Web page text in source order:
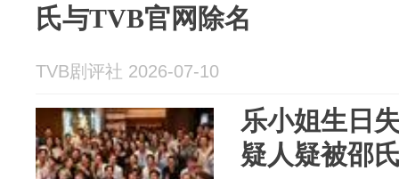
氏与TVB官网除名
TVB剧评社 2026-07-10
乐小姐生日
疑人疑被邵